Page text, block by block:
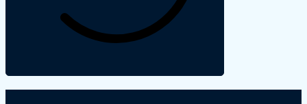
Strände in Porec
kristallklarem Meer und makellosem